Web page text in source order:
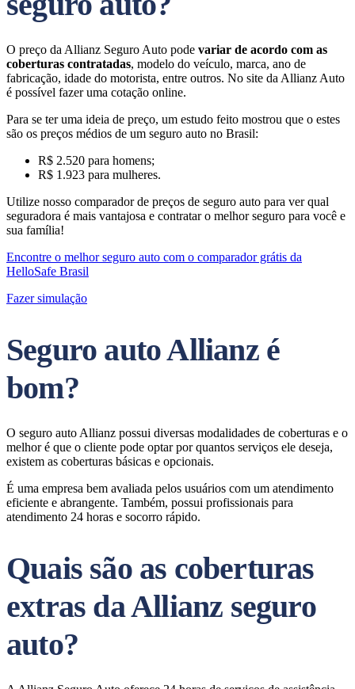
O preço da Allianz Seguro Auto pode variar de acordo com as
coberturas contratadas, modelo do veículo, marca, ano de
fabricação, idade do motorista, entre outros. No site da Allianz Auto
é possível fazer uma cotação online.
Para se ter uma ideia de preço, um estudo feito mostrou que o estes
são os preços médios de um seguro auto no Brasil:
R$ 2.520 para homens;
R$ 1.923 para mulheres.
Utilize nosso comparador de preços de seguro auto para ver qual
seguradora é mais vantajosa e contratar o melhor seguro para você e
sua família!
Encontre o melhor seguro auto com o comparador grátis da
HelloSafe Brasil
Fazer simulação
Seguro auto Allianz é
bom?
O seguro auto Allianz possui diversas modalidades de coberturas e o
melhor é que o cliente pode optar por quantos serviços ele deseja,
existem as coberturas básicas e opcionais.
É uma empresa bem avaliada pelos usuários com um atendimento
eficiente e abrangente. Também, possui profissionais para
atendimento 24 horas e socorro rápido.
Quais são as coberturas
extras da Allianz seguro
auto?